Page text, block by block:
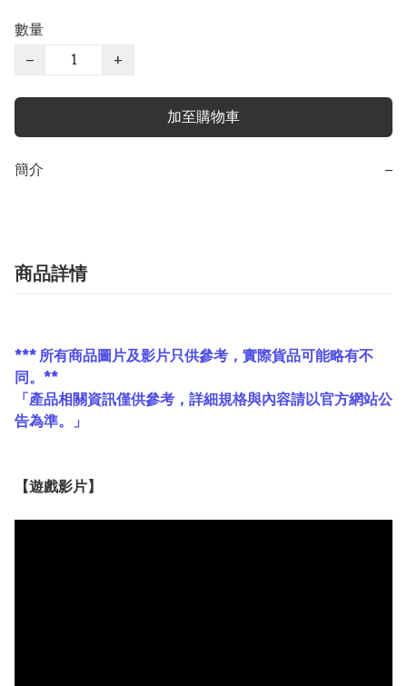
數量
−
+
加至購物車
簡介 −
商品詳情
*** 所有商品圖片及影片只供參考，實際貨品可能略有不
同。**
「產品相關資訊僅供參考，詳細規格與內容請以官方網站公
告為準。」
【遊戲影片】